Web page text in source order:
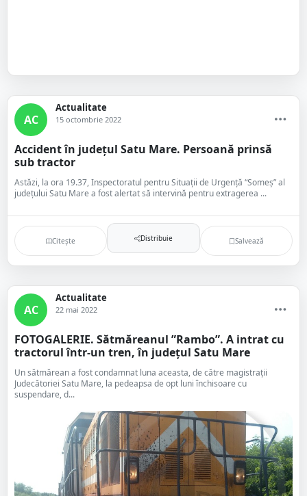
AC
Actualitate
15 octombrie 2022
Accident în județul Satu Mare. Persoană prinsă
sub tractor
Astăzi, la ora 19.37, Inspectoratul pentru Situații de Urgență “Someș” al
județului Satu Mare a fost alertat să intervină pentru extragerea ...
Citește Distribuie Salvează
AC
Actualitate
22 mai 2022
FOTOGALERIE. Sătmăreanul ”Rambo”. A intrat cu
tractorul într-un tren, în județul Satu Mare
Un sătmărean a fost condamnat luna aceasta, de către magistrații
Judecătoriei Satu Mare, la pedeapsa de opt luni închisoare cu
suspendare, d...